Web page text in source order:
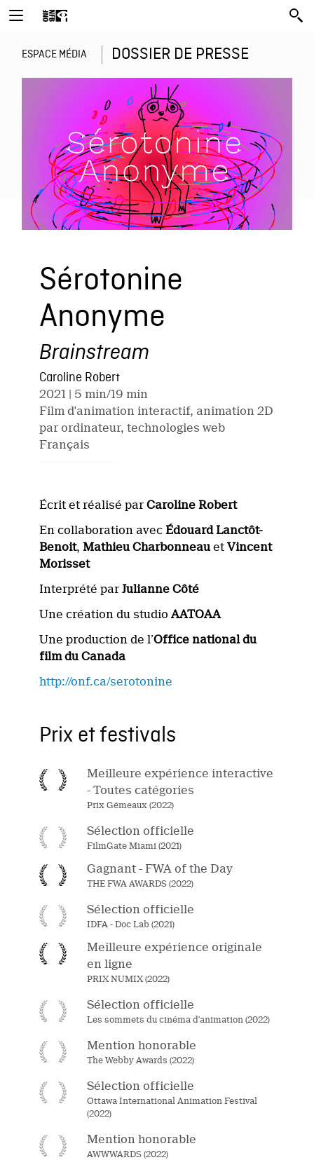
ESPACE MÉDIA DOSSIER DE PRESSE
Sérotonine
Anonyme
Brainstream
Caroline Robert
2021 | 5 min/19 min
Film d'animation interactif, animation 2D
par ordinateur, technologies web
Français
Écrit et réalisé parCaroline Robert
En collaboration avec Édouard Lanctôt-
Benoit, Mathieu Charbonneau etVincent
Morisset
Interprété parJulianne Côté
Une création du studioAATOAA
Une production de l’Office national du
film du Canada
http://onf.ca/serotonine
Prix et festivals
Meilleure expérience interactive
- Toutes catégories
Prix Gémeaux (2022)
Sélection officielle
FilmGate Miami (2021)
Gagnant - FWA of the Day
THE FWA AWARDS (2022)
Sélection officielle
IDFA - Doc Lab (2021)
Meilleure expérience originale
en ligne
PRIX NUMIX (2022)
Sélection officielle
Les sommets du cinéma d'animation (2022)
Mention honorable
The Webby Awards (2022)
Sélection officielle
Ottawa International Animation Festival
(2022)
Mention honorable
AWWWARDS (2022)